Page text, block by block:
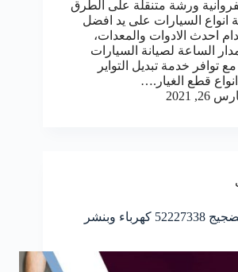
ورشة متنقلة على الطرق
انواع السيارات على يد افضل
احدث الادوات والمعدات،
الساعة لصيانة السيارات
مع توافر خدمة تبديل التواير
قطع الغيار.…
26, 2021
رقم خدمة بنشر الضجيج 52227338 كهرباء وبنشر